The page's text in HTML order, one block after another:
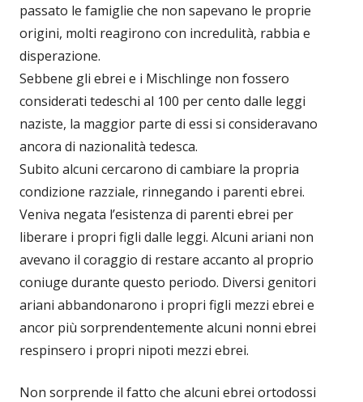
passato le famiglie che non sapevano le proprie
origini, molti reagirono con incredulità, rabbia e
disperazione.
Sebbene gli ebrei e i Mischlinge non fossero
considerati tedeschi al 100 per cento dalle leggi
naziste, la maggior parte di essi si consideravano
ancora di nazionalità tedesca.
Subito alcuni cercarono di cambiare la propria
condizione razziale, rinnegando i parenti ebrei.
Veniva negata l’esistenza di parenti ebrei per
liberare i propri figli dalle leggi. Alcuni ariani non
avevano il coraggio di restare accanto al proprio
coniuge durante questo periodo. Diversi genitori
ariani abbandonarono i propri figli mezzi ebrei e
ancor più sorprendentemente alcuni nonni ebrei
respinsero i propri nipoti mezzi ebrei.
Non sorprende il fatto che alcuni ebrei ortodossi